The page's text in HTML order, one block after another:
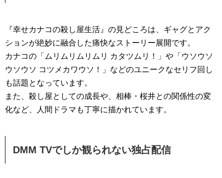
『幸せカナコの殺し屋生活』の見どころは、ギャグとアク
ションが絶妙に融合した痛快なストーリー展開です。
カナコの「ムリムリムリムリ カタツムリ！」や「ウソウソ
ウソウソ コツメカワウソ！」などのユニークなセリフ回し
も話題となっています。
また、殺し屋としての成長や、相棒・桜井との関係性の変
化など、人間ドラマも丁寧に描かれています。
DMM TVでしか観られない独占配信